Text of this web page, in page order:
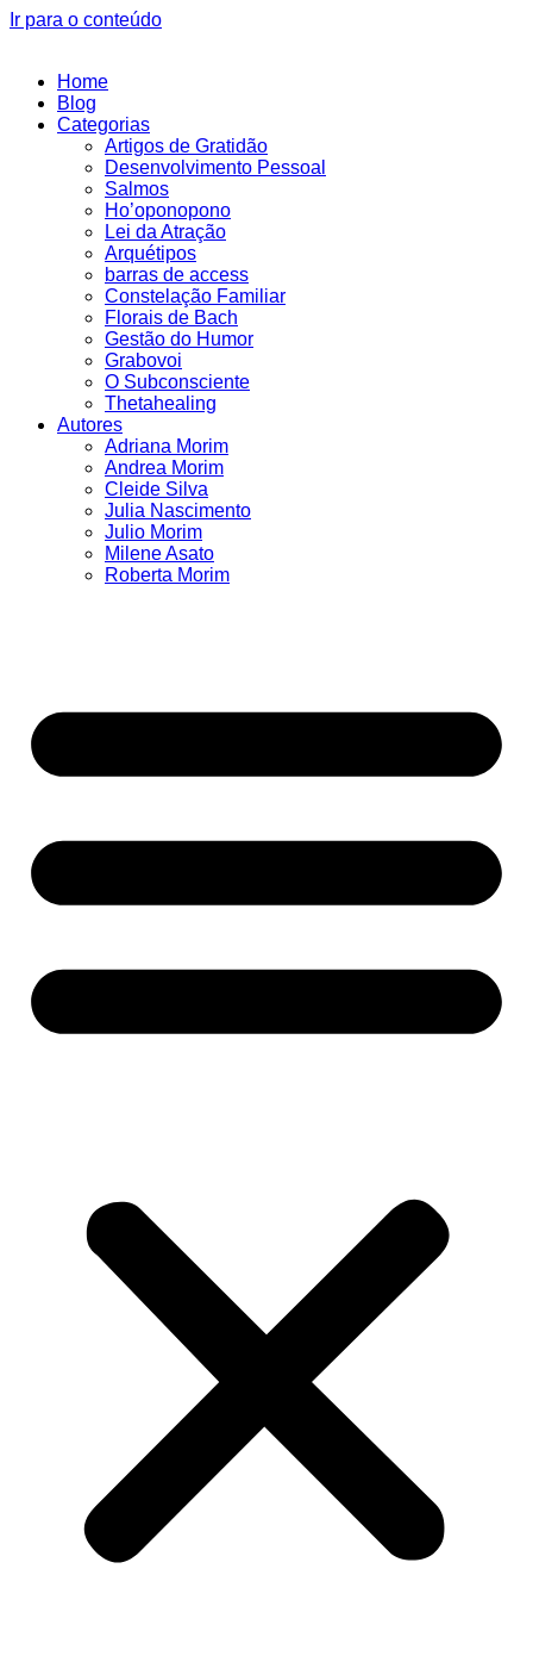
Ir para o conteúdo
Home
Blog
Categorias
Artigos de Gratidão
Desenvolvimento Pessoal
Salmos
Ho’oponopono
Lei da Atração
Arquétipos
barras de access
Constelação Familiar
Florais de Bach
Gestão do Humor
Grabovoi
O Subconsciente
Thetahealing
Autores
Adriana Morim
Andrea Morim
Cleide Silva
Julia Nascimento
Julio Morim
Milene Asato
Roberta Morim